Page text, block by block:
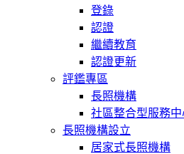
登錄
認證
繼續教育
認證更新
評鑑專區
長照機構
社區整合型服務中
長照機構設立
居家式長照機構